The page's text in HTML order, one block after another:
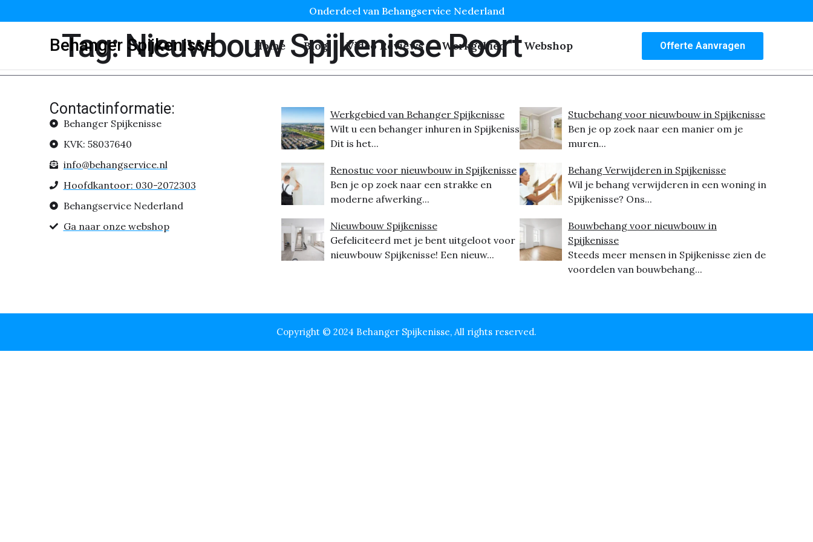
Onderdeel van Behangservice Nederland
Behanger Spijkenisse Home Blog Video Reviews Werkgebied Webshop Offerte Aanvragen
Tag:Nieuwbouw Spijkenisse Poort
Contactinformatie:
Behanger Spijkenisse
KVK: 58037640
info@behangservice.nl
Hoofdkantoor: 030-2072303
Behangservice Nederland
Ga naar onze webshop
Werkgebied van Behanger Spijkenisse
Wilt u een behanger inhuren in Spijkenisse?
Dit is het...
Renostuc voor nieuwbouw in Spijkenisse
Ben je op zoek naar een strakke en
moderne afwerking...
Nieuwbouw Spijkenisse
Gefeliciteerd met je bent uitgeloot voor
nieuwbouw Spijkenisse! Een nieuw...
Stucbehang voor nieuwbouw in Spijkenisse
Ben je op zoek naar een manier om je
muren...
Behang Verwijderen in Spijkenisse
Wil je behang verwijderen in een woning in
Spijkenisse? Ons...
Bouwbehang voor nieuwbouw in
Spijkenisse
Steeds meer mensen in Spijkenisse zien de
voordelen van bouwbehang...
Copyright © 2024 Behanger Spijkenisse, All rights reserved.